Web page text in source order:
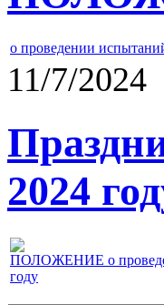
о проведении
11/7/2024
2024
ПОЛОЖЕНИЕ о
году